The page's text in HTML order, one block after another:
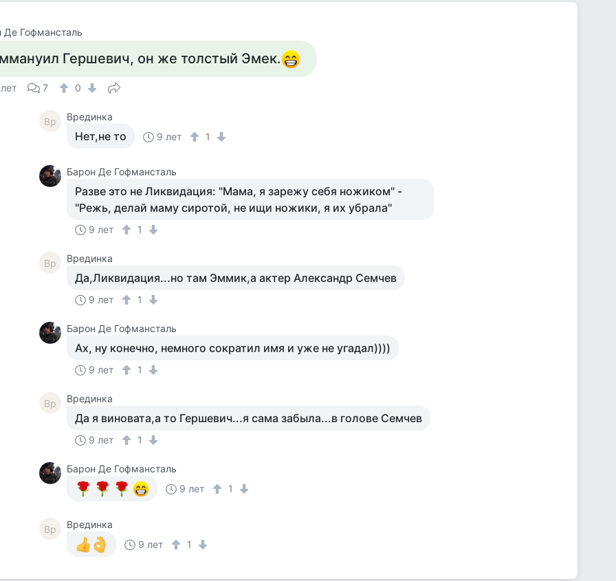
Де Гофмансталь
Гершевич, он же толстый Эмек.
7 0
Вр Врединка
Нет,не то 9 лет 1
Барон Де Гофмансталь
Разве это не Ликвидация: "Мама, я зарежу себя ножиком" -
"Режь, делай маму сиротой, не ищи ножики, я их убрала"
9 лет 1
Вр Врединка
Да,Ликвидация...но там Эммик,а актер Александр Семчев
9 лет 1
Барон Де Гофмансталь
Ах, ну конечно, немного сократил имя и уже не угадал))))
9 лет 1
Вр Врединка
Да я виновата,а то Гершевич...я сама забыла...в голове Семчев
9 лет 1
Барон Де Гофмансталь
9 лет
1
Вр
Врединка
9 лет
1